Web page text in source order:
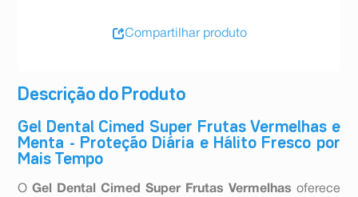
Descrição do Produto
Gel Dental Cimed Super Frutas Vermelhas e
Menta - Proteção Diária e Hálito Fresco por
Mais Tempo
OGel Dental Cimed Super Frutas Vermelhas oferece
Compartilhar produto